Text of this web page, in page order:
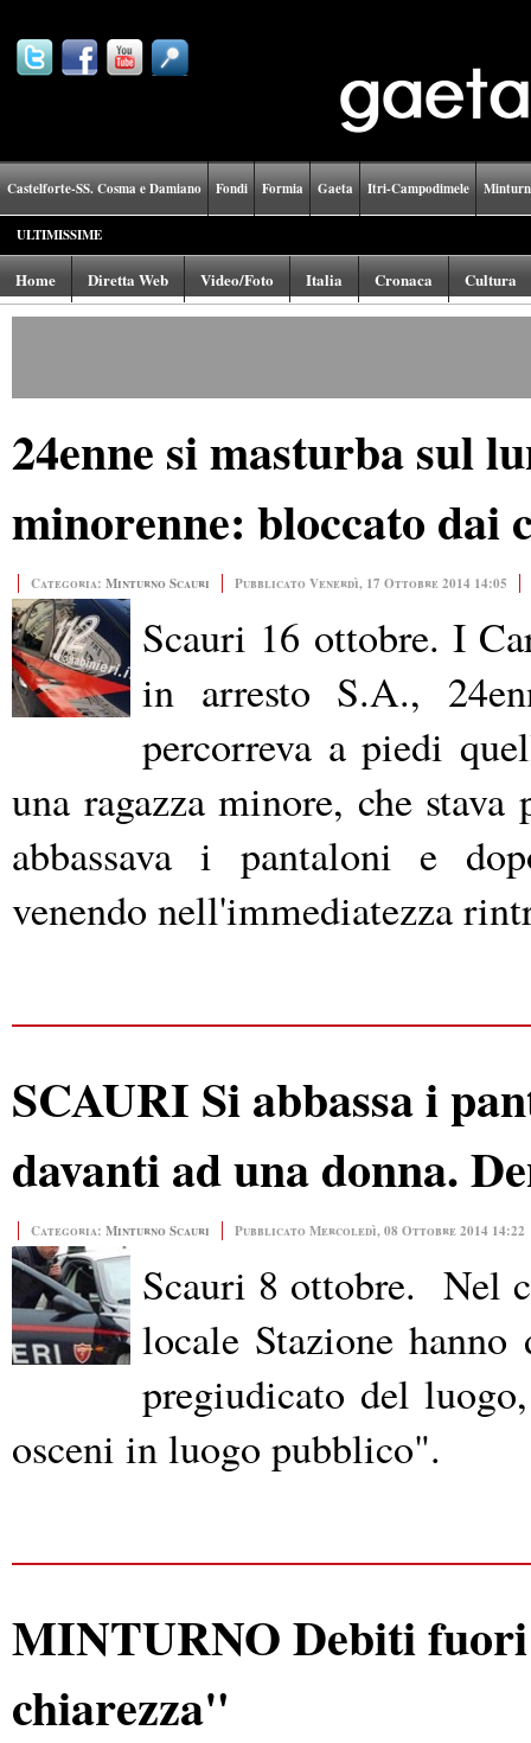
Castelforte-SS. Cosma e Damiano Fondi Formia Gaeta Itri-Campodimele
ULTIMISSIME
Home Diretta Web Video/Foto Italia Cronaca Cultura
24enne si masturba sul
minorenne: bloccato dai
Categoria: Minturno Scauri Pubblicato Venerdì, 17 Ottobre 2014 14:05
Scauri 16 ottobre. I
in arresto S.A.,
percorreva a piedi
una ragazza minore, che
abbassava i pantaloni e
venendo nell'immediatezza
SCAURI Si abbassa i
davanti ad una donna.
Categoria: Minturno Scauri Pubblicato Mercoledì, 08 Ottobre 2014 14:22
Scauri 8 ottobre. Nel
locale Stazione
pregiudicato del
osceni in luogo pubblico".
MINTURNO Debiti
chiarezza"